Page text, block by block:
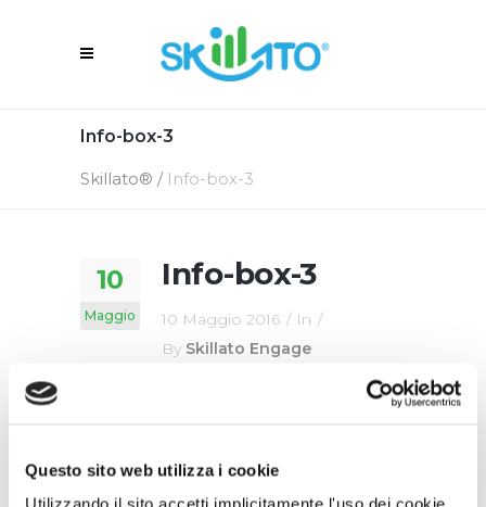
Questo sito web utilizza i cookie
Info-box-3
Skillato® / Info-box-3
10
Maggio
Info-box-3
10 Maggio 2016
In
By Skillato Engage